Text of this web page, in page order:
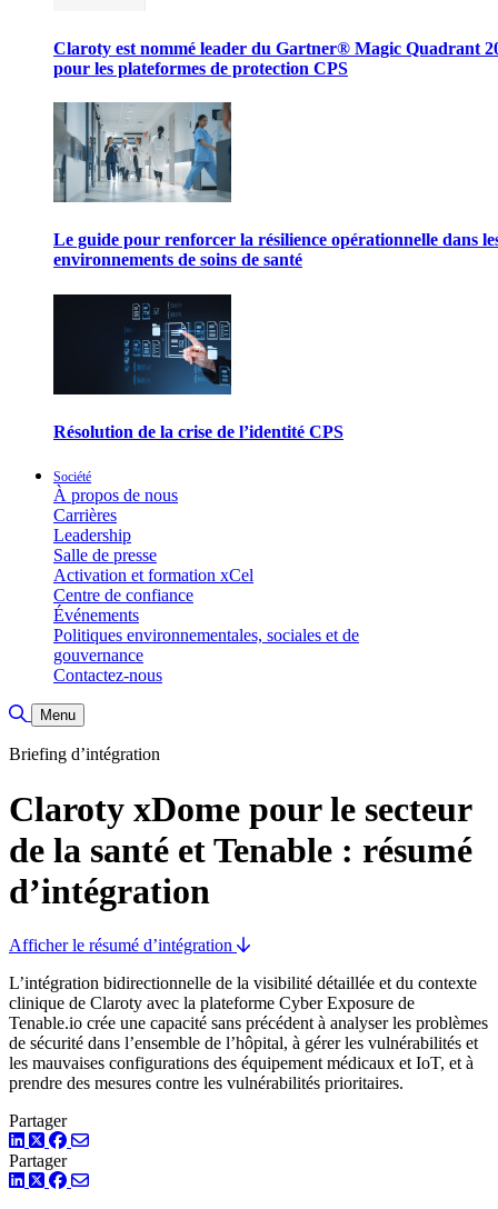
Claroty est nommé leader du Gartner® Magic Quadrant
pour les plateformes de protection CPS
Le guide pour renforcer la résilience opérationnelle dans
environnements de soins de santé
Résolution de la crise de l’identité CPS
Société
À propos de nous
Carrières
Leadership
Salle de presse
Activation et formation xCel
Centre de confiance
Événements
Politiques environnementales, sociales et de
gouvernance
Contactez-nous
Basculer la recherche
Menu
Briefing d’intégration
Claroty xDome pour le secteur
de la santé et Tenable : résumé
d’intégration
Afficher le résumé d’intégration
L’intégration bidirectionnelle de la visibilité détaillée et du contexte
clinique de Claroty avec la plateforme Cyber Exposure de
Tenable.io crée une capacité sans précédent à analyser les problèmes
de sécurité dans l’ensemble de l’hôpital, à gérer les vulnérabilités et
les mauvaises configurations des équipement médicaux et IoT, et à
prendre des mesures contre les vulnérabilités prioritaires.
Partager
LinkedIn
TwitterFacebook
Partager
LinkedIn
TwitterFacebook